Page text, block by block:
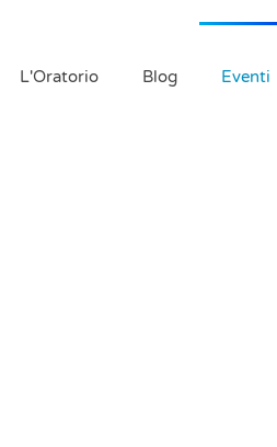
L'Oratorio Blog Eventi